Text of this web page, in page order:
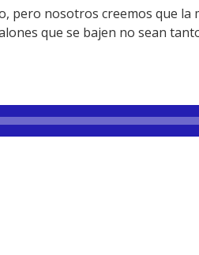
pero nosotros creemos que la
que se bajen no sean